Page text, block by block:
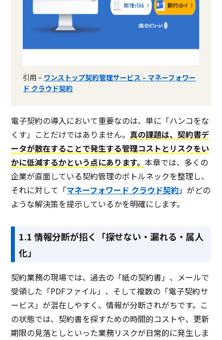
引用 – ワンストップ契約管理サービス – マネーフォワー
ド クラウド契約
電子契約の導入において重要なのは、単に「ハンコをな
くす」ことだけではありません。真の課題は、契約書デ
ータが散在することで発生する管理コストとリスクをい
かに低減するかという点にあります。本章では、多くの
企業が直面している契約管理のボトルネックを整理し、
それに対して「マネーフォワード クラウド契約」がどの
ような解決策を提示しているかを明確にします。
1.1 情報分断が招く「探せない・漏れる・属人
化」
契約業務の現場では、過去の「紙の契約書」、メールで
受領した「PDFファイル」、そして複数の「電子契約サ
ービス」が混在しやすく、情報が分断されがちです。こ
の状態では、契約書を探すための時間的コストや、更新
期限の見落としといった業務リスクが日常的に発生しま